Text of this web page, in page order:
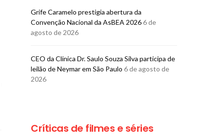
Grife Caramelo prestigia abertura da
Convenção Nacional da AsBEA 20266 de
agosto de 2026
CEO da Clínica Dr. Saulo Souza Silva participa de
leilão de Neymar em São Paulo 6 de agosto de
2026
Críticas de filmes e séries